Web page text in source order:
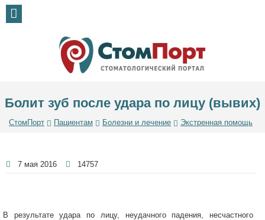
Болит зуб после удара по лицу (вывих)
СтомПорт Пациентам Болезни и лечение Экстренная помощь
7 мая 2016 14757
В результате удара по лицу, неудачного падения, несчастного